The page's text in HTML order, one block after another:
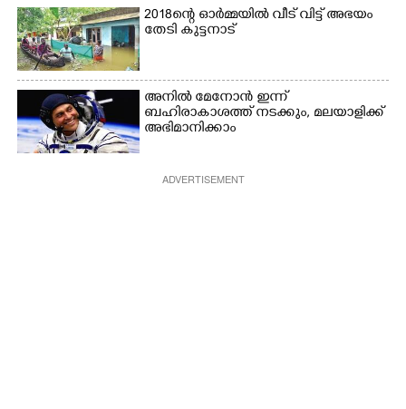
2018ന്റെ ഓർമ്മയിൽ വീട് വിട്ട് അഭയം
തേടി കുട്ടനാട്
അനിൽ മേനോൻ ഇന്ന്
ബഹിരാകാശത്ത് നടക്കും, മലയാളിക്ക്
അഭിമാനിക്കാം
ADVERTISEMENT